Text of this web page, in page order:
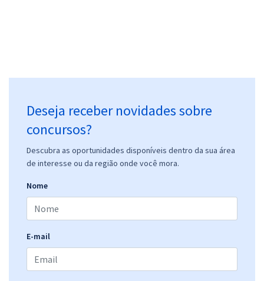
Deseja receber novidades sobre
concursos?
Descubra as oportunidades disponíveis dentro da sua área
de interesse ou da região onde você mora.
Nome
E-mail